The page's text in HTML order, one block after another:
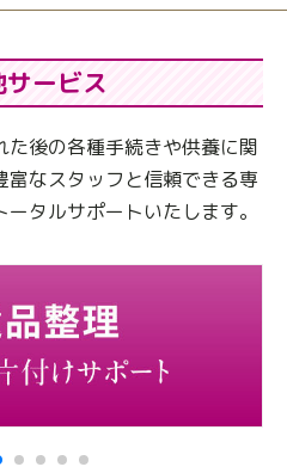
ービス
後の各種手続きや供養に関
富なスタッフと信頼できる専
タルサポートいたします。